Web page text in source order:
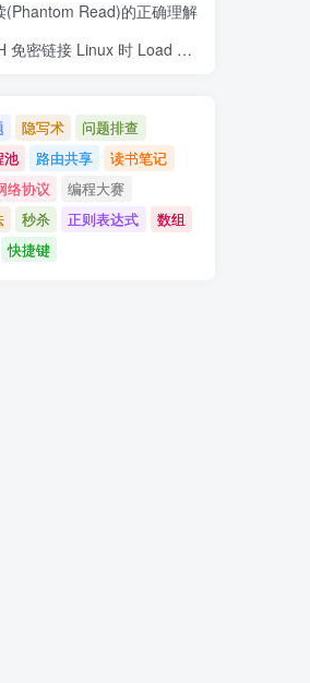
(Phantom Read)的正确理解
Linux 时 Load key xxx invalid format 问题
隐写术
问题排查
池 路由共享
读书笔记
络协议
编程大赛
秒杀 正则表达式
数组
快捷键